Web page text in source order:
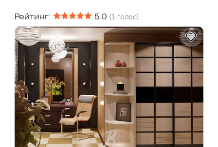
Рейтинг: 5.0 (1 голос)